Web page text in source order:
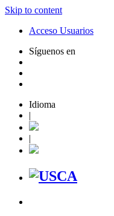
Skip to content
Acceso Usuarios
Síguenos en
Idioma
|
|